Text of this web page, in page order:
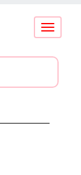
Conmutar